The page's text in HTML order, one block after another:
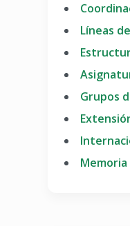
Líneas
Grupos
Memoria